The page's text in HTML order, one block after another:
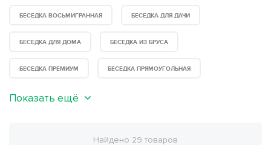
БЕСЕДКА ВОСЬМИГРАННАЯ БЕСЕДКА ДЛЯ ДАЧИ
БЕСЕДКА ДЛЯ ДОМА БЕСЕДКА ИЗ БРУСА
БЕСЕДКА ПРЕМИУМ БЕСЕДКА ПРЯМОУГОЛЬНАЯ
Показать ещё
Найдено 29 товаров